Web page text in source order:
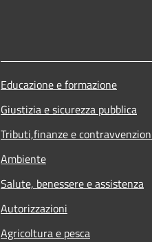
Educazione e formazione
Giustizia e sicurezza pubblica
Tributi,finanze e
Ambiente
Salute, benessere e assistenza
Autorizzazioni
Agricoltura e pesca